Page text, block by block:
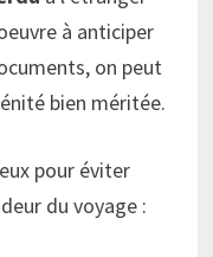
à anticiper
on peut
bien méritée.
pour éviter
du voyage :